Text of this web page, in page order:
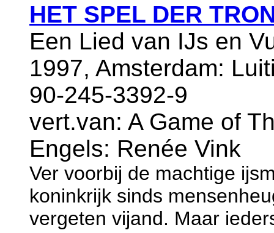
HET SPEL DER
Een Lied van IJs en
1997, Amsterdam:
90-245-3392-9
vert.van: A Game of
Engels: Renée Vink
Ver voorbij de machtige
koninkrijk sinds
vergeten vijand. Maar